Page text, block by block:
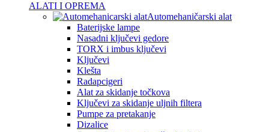
ALATI I OPREMA
Automehaničarski alat
Baterijske lampe
Nasadni ključevi gedore
TORX i imbus ključevi
Ključevi
Klešta
Radapcigeri
Alat za skidanje točkova
Ključevi za skidanje uljnih filtera
Pumpe za pretakanje
Dizalice